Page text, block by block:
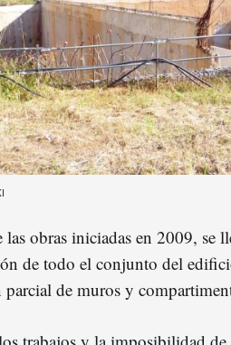
obras iniciadas en 2009, se
de todo el conjunto del
de muros y